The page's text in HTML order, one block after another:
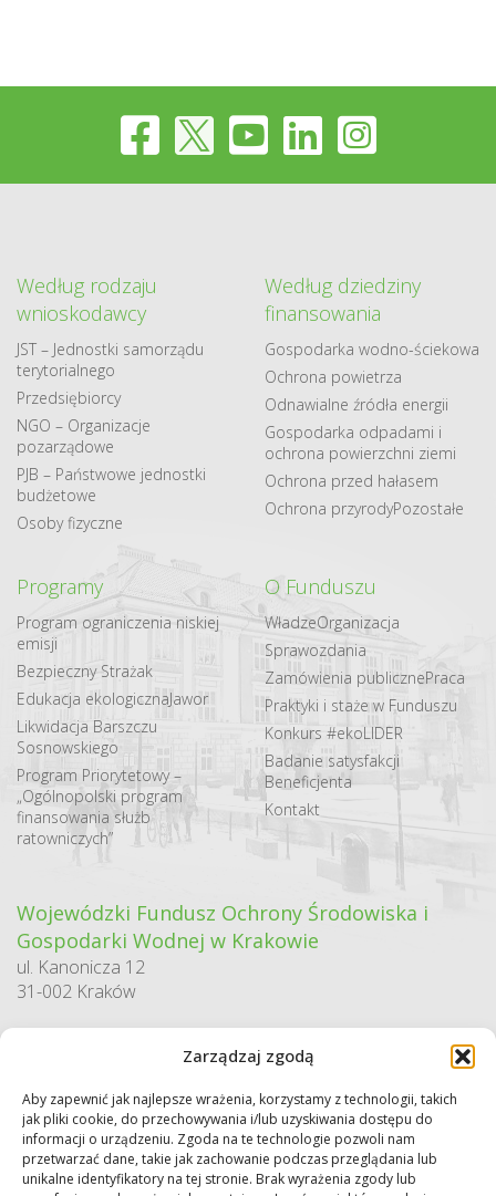
Zarządzaj zgodą
Aby zapewnić jak najlepsze wrażenia, korzystamy z technologii, takich
jak pliki cookie, do przechowywania i/lub uzyskiwania dostępu do
informacji o urządzeniu. Zgoda na te technologie pozwoli nam
przetwarzać dane, takie jak zachowanie podczas przeglądania lub
unikalne identyfikatory na tej stronie. Brak wyrażenia zgody lub
Według rodzaju
wnioskodawcy
JST – Jednostki samorządu
terytorialnego
Przedsiębiorcy
NGO – Organizacje
pozarządowe
PJB – Państwowe jednostki
budżetowe
Osoby fizyczne
Według dziedziny
finansowania
Gospodarka​ wodno​-ściekowa
Ochrona powietrza
Odnawialne​ źródła​ energii
Gospodarka odpadami i
ochrona powierzchni ziemi
Ochrona przed hałasem
Ochrona przyrodyPozostałe
Programy
Program ograniczenia niskiej
emisji
Bezpieczny Strażak
Edukacja ekologicznaJawor
Likwidacja Barszczu
Sosnowskiego
Program Priorytetowy –
„Ogólnopolski program
finansowania służb
ratowniczych”
O Funduszu
WładzeOrganizacja
Sprawozdania
Zamówienia publicznePraca
Praktyki i staże w Funduszu
Konkurs #ekoLIDER
Badanie satysfakcji
Beneficjenta
Kontakt
Wojewódzki Fundusz Ochrony Środowiska i
Gospodarki Wodnej w Krakowie
ul. Kanonicza 12
31-002 Kraków
Sekretariat / Dziennik podawczy
tel.: 12 422 94 90
e-mail:biuro@wfos.krakow.pl